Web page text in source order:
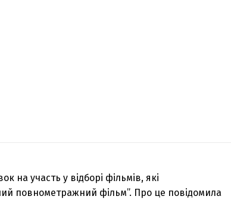
на участь у відборі фільмів, які
повнометражний фільм”. Про це повідомила